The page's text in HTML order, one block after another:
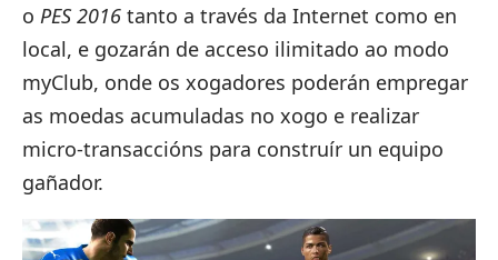
o PES 2016 tanto a través da Internet como en
local, e gozarán de acceso ilimitado ao modo
myClub, onde os xogadores poderán empregar
as moedas acumuladas no xogo e realizar
micro-transaccións para construír un equipo
gañador.